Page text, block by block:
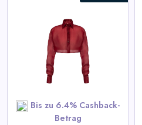
Bis zu 6.4% Cashback-
Betrag
Schwarzes strukturiertes Mini-
View All LIKA Deals
SHOP NOW